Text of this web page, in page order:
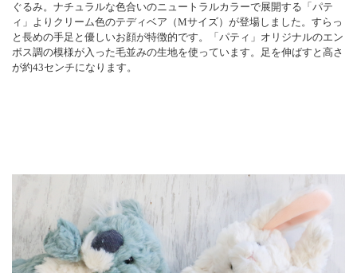
ぐるみ。ナチュラルな色合いのニュートラルカラーで展開する「パテ
ィ」よりクリーム色のテディベア（Mサイズ）が登場しました。すらっ
と長めの手足と優しいお顔が特徴的です。「パティ」オリジナルのエン
ボス調の模様が入った毛並みの生地を使っています。足を伸ばすと高さ
が約43センチになります。